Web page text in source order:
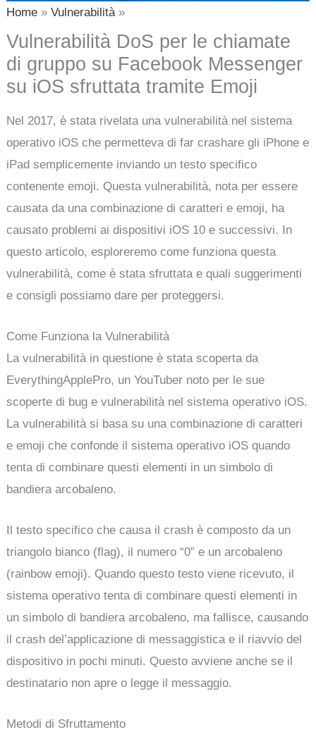
Home Vulnerabilità
Vulnerabilità DoS per le chiamate
di gruppo su Facebook Messenger
su iOS sfruttata tramite Emoji
Nel 2017, è stata rivelata una vulnerabilità nel sistema
operativo iOS che permetteva di far crashare gli iPhone e
iPad semplicemente inviando un testo specifico
contenente emoji. Questa vulnerabilità, nota per essere
causata da una combinazione di caratteri e emoji, ha
causato problemi ai dispositivi iOS 10 e successivi. In
questo articolo, esploreremo come funziona questa
vulnerabilità, come è stata sfruttata e quali suggerimenti
e consigli possiamo dare per proteggersi.
Come Funziona la Vulnerabilità
La vulnerabilità in questione è stata scoperta da
EverythingApplePro, un YouTuber noto per le sue
scoperte di bug e vulnerabilità nel sistema operativo iOS.
La vulnerabilità si basa su una combinazione di caratteri
e emoji che confonde il sistema operativo iOS quando
tenta di combinare questi elementi in un simbolo di
bandiera arcobaleno.
Il testo specifico che causa il crash è composto da un
triangolo bianco (flag), il numero “0” e un arcobaleno
(rainbow emoji). Quando questo testo viene ricevuto, il
sistema operativo tenta di combinare questi elementi in
un simbolo di bandiera arcobaleno, ma fallisce, causando
il crash del’applicazione di messaggistica e il riavvio del
dispositivo in pochi minuti. Questo avviene anche se il
destinatario non apre o legge il messaggio.
Metodi di Sfruttamento